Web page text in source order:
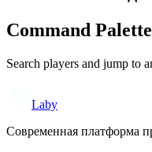
Command Palette
Search players and jump to
Laby
Современная платформа